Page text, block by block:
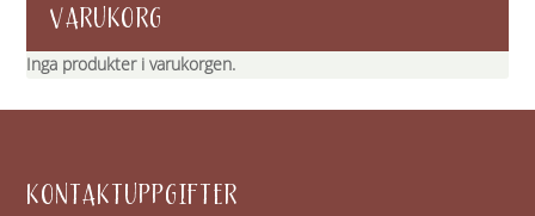
VARUKORG
Inga produkter i varukorgen.
KONTAKTUPPGIFTER